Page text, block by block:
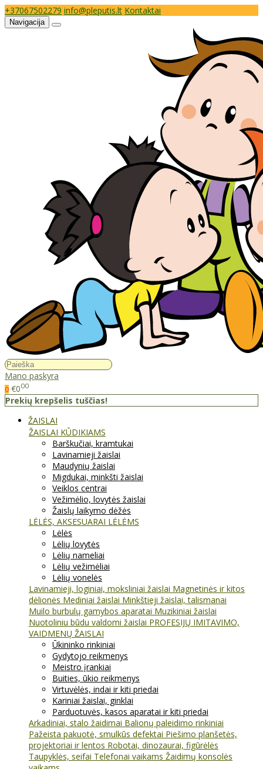
+37067502279 info@pleputis.lt Kontaktai
Navigacija
Mano paskyra
0 €000
Prekių krepšelis tuščias!
ŽAISLAI
ŽAISLAI KŪDIKIAMS
Barškučiai, kramtukai
Lavinamieji žaislai
Maudynių žaislai
Migdukai, minkšti žaislai
Veiklos centrai
Vežimėlio, lovytės žaislai
Žaislų laikymo dėžės
LĖLĖS, AKSESUARAI LĖLĖMS
Lėlės
Lėlių lovytės
Lėlių nameliai
Lėlių vežimėliai
Lėlių vonelės
Lavinamieji, loginiai, moksliniai žaislai Magnetinės ir kitos
dėlionės Mediniai žaislai Minkštieji žaislai, talismanai
Muilo burbulų gamybos aparatai Muzikiniai žaislai
Nuotoliniu būdu valdomi žaislai PROFESIJŲ IMITAVIMO,
VAIDMENŲ ŽAISLAI
Ūkininko rinkiniai
Gydytojo reikmenys
Meistro įrankiai
Buities, ūkio reikmenys
Virtuvėlės, indai ir kiti priedai
Kariniai žaislai, ginklai
Parduotuvės, kasos aparatai ir kiti priedai
Arkadiniai, stalo žaidimai Balionų paleidimo rinkiniai
Pažeista pakuotė, smulkūs defektai Piešimo planšetės,
projektoriai ir lentos Robotai, dinozaurai, figūrėlės
Taupyklės, seifai Telefonai vaikams Žaidimų konsolės